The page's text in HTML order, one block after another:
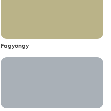
Fagyöngy